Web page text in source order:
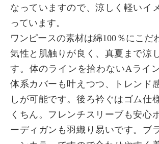
なっていますので、涼しく軽いイ
っています。
ワンピースの素材は綿100％にこだ
気性と肌触りが良く、真夏まで涼
す。体のラインを拾わないAライ
体系カバーも叶えつつ、トレンド
しが可能です。後ろ衿ぐはゴム仕
くちん。フレンチスリーブも安心
ーディガンも羽織り易いです。ブ